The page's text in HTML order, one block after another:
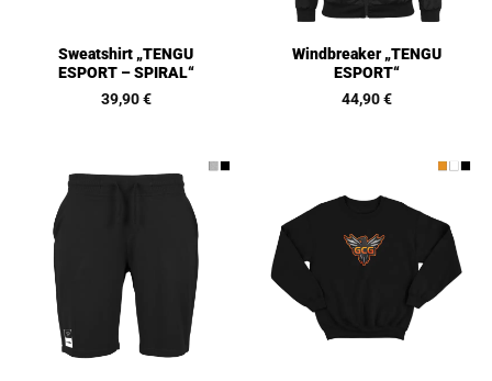
Sweatshirt „TENGU
ESPORT – SPIRAL“
39,90€
Windbreaker „TENGU
ESPORT“
44,90€